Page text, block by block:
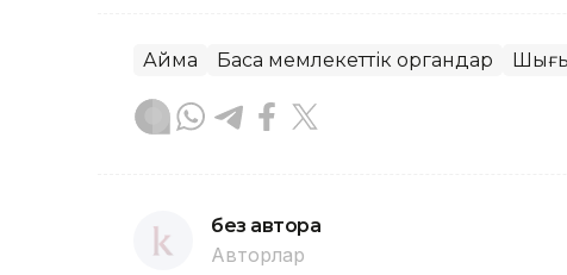
Аймақ Басқа мемлекеттік органдар
без автора
Авторлар